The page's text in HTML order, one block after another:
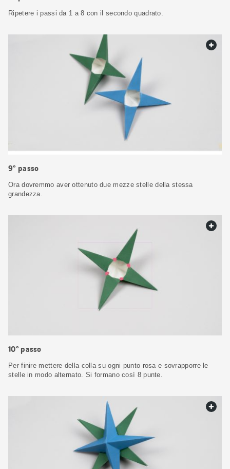
Ripetere i passi da 1 a 8 con il secondo quadrato.
9° passo
Ora dovremmo aver ottenuto due mezze stelle della stessa
grandezza.
10° passo
Per finire mettere della colla su ogni punto rosa e sovrapporre le
stelle in modo alternato. Si formano così 8 punte.